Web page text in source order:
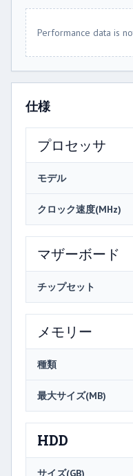
Performance data is
仕様
プロセッサ
モデル
クロック速度(MHz)
マザーボード
チップセット
メモリー
種類
最大サイズ(MB)
HDD
サイズ(GB)